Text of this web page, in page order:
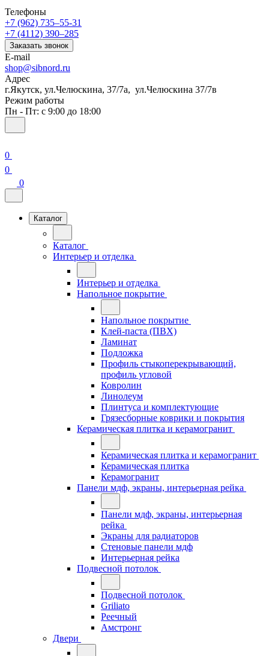
Телефоны
+7 (962) 735‒55-31
+7 (4112) 390‒285
Заказать звонок
E-mail
shop@sibnord.ru
Адрес
​г.Якутск, ул.Челюскина, 37/7а, ул.Челюскина 37/7в
Режим работы
Пн - Пт: с 9:00 до 18:00
0
0
0
Каталог
Каталог
Интерьер и отделка
Интерьер и отделка
Напольное покрытие
Напольное покрытие
Клей-паста (ПВХ)
Ламинат
Подложка
Профиль стыкоперекрывающий,
профиль угловой
Ковролин
Линолеум
Плинтуса и комплектующие
Грязесборные коврики и покрытия
Керамическая плитка и керамогранит
Керамическая плитка и керамогранит
Керамическая плитка
Керамогранит
Панели мдф, экраны, интерьерная рейка
Панели мдф, экраны, интерьерная
рейка
Экраны для радиаторов
Стеновые панели мдф
Интерьерная рейка
Подвесной потолок
Подвесной потолок
Griliato
Реечный
Амстронг
Двери